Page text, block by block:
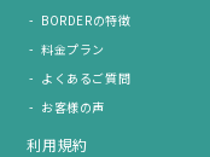
BORDERの特徴
料金プラン
よくあるご質問
お客様の声
利用規約